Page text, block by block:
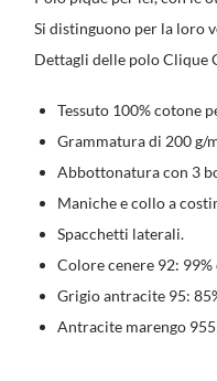
Si distinguono per la loro
Dettagli delle polo Clique
Tessuto 100% cotone
Grammatura di 200 g/
Abbottonatura con 3
Maniche e collo a
Spacchetti laterali.
Colore cenere 92: 99%
Grigio antracite 95:
Antracite marengo